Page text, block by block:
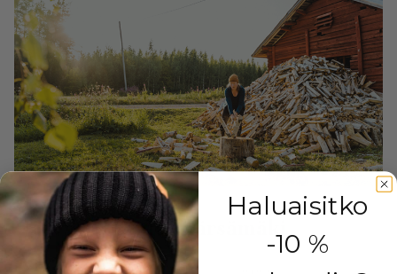
Outlet Kärsämäki
Haluaisitko
-10 %